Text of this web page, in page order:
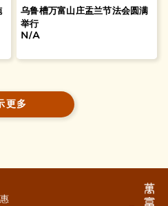
乌鲁槽万富山庄盂兰节法会圆满
举行
N/A
更多